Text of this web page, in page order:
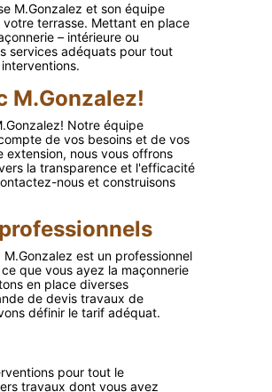
M.Gonzalez et son équipe
terrasse. Mettant en place
– intérieure ou
services adéquats pour tout
M.Gonzalez!
Notre équipe
de vos besoins et de vos
extension, nous vous offrons
la transparence et l'efficacité
nous et construisons
est un professionnel
que vous ayez la maçonnerie
en place diverses
de devis travaux de
définir le tarif adéquat.
pour tout le
travaux dont vous avez